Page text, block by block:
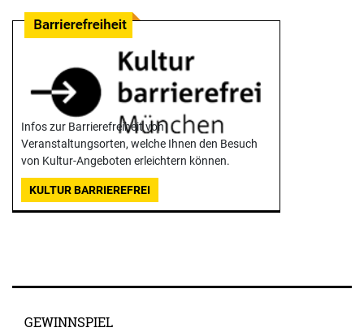
Infos zur Barrierefreiheit von
Veranstaltungsorten, welche Ihnen den Besuch
von Kultur-Angeboten erleichtern können.
KULTUR BARRIEREFREI
GEWINNSPIEL